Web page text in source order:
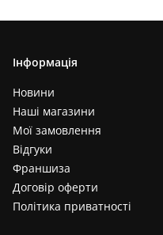
Інформація
Новини
Наші магазини
Мої замовлення
Відгуки
Франшиза
Договір оферти
Політика приватності